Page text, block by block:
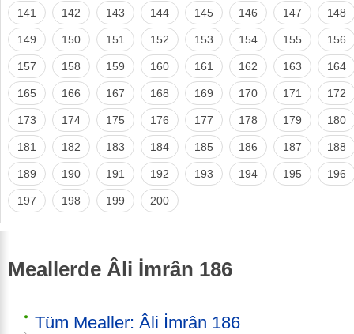
141 142 143 144 145 146 147 148
149 150 151 152 153 154 155 156
157 158 159 160 161 162 163 164
165 166 167 168 169 170 171 172
173 174 175 176 177 178 179 180
181 182 183 184 185 186 187 188
189 190 191 192 193 194 195 196
197 198 199 200
Meallerde Âli İmrân 186
Tüm Mealler: Âli İmrân 186